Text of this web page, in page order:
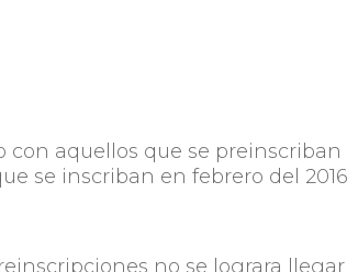
con aquellos que se
se inscriban en febrero del
no se lograra llegar